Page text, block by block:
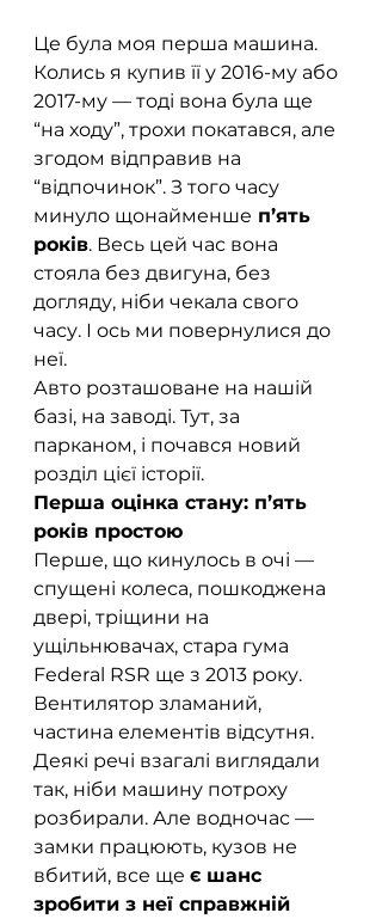
Це була моя перша машина.
Колись я купив її у 2016-му або
2017-му — тоді вона була ще
“на ходу”, трохи покатався, але
згодом відправив на
“відпочинок”. З того часу
минуло щонайменше п’ять
років. Весь цей час вона
стояла без двигуна, без
догляду, ніби чекала свого
часу. І ось ми повернулися до
неї.
Авто розташоване на нашій
базі, на заводі. Тут, за
парканом, і почався новий
розділ цієї історії.
Перша оцінка стану: п’ять
років простою
Перше, що кинулось в очі —
спущені колеса, пошкоджена
двері, тріщини на
ущільнювачах, стара гума
Federal RSR ще з 2013 року.
Вентилятор зламаний,
частина елементів відсутня.
Деякі речі взагалі виглядали
так, ніби машину потроху
розбирали. Але водночас —
замки працюють, кузов не
вбитий, все ще є шанс
зробити з неї справжній